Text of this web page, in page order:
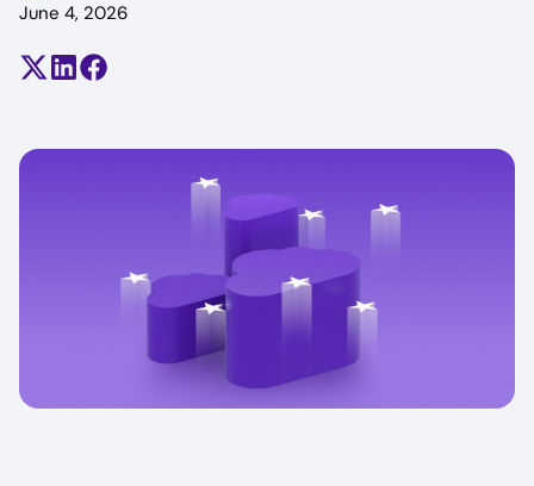
June 4, 2026
Share on X (formerly Twitter)
Share on LinkedIn
Share on Facebook